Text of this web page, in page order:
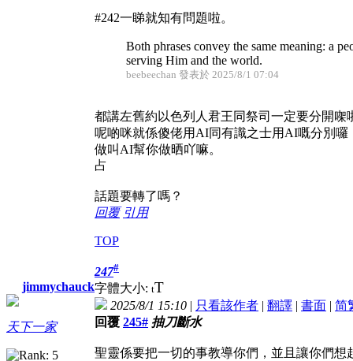
#242一睇就知有問題啦。
Both phrases convey the same meaning: a
serving Him and the world.
beebeechan 發表於 2025/8/1 07:04
都講左舊約以色列人君王同祭司一定要分開㗎
呢啲咪就係傻佬用AI同有識之士用AI嘅分別
做叫AI幫你做晒吖嘛。
占
話題要轉了嗎？
回覆 引用
TOP
jimmychauck
天下一家
247#
字體大小: tT
2025/8/1 15:10 | 只看該作者 | 翻譯 | 書面 | 简
回覆 245# 抽刀斷水
聖靈係要把一切的事教導你們，並且讓你們